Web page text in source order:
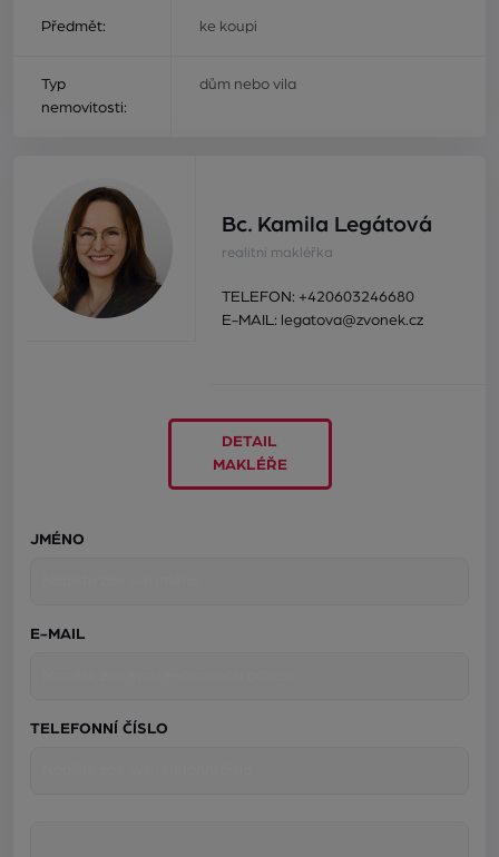
Předmět: ke koupi
Typ
nemovitosti:
dům nebo vila
Bc. Kamila Legátová
realitní makléřka
TELEFON: +420603246680
E-MAIL: legatova@zvonek.cz
DETAIL
MAKLÉŘE
JMÉNO
E-MAIL
TELEFONNÍ ČÍSLO